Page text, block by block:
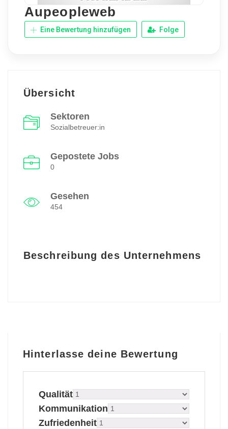
Aupeopleweb
Eine Bewertung hinzufügen Folge
Übersicht
Sektoren
Sozialbetreuer:in
Gepostete Jobs
0
Gesehen
454
Beschreibung des Unternehmens
Hinterlasse deine Bewertung
Qualität
Kommunikation
Zufriedenheit